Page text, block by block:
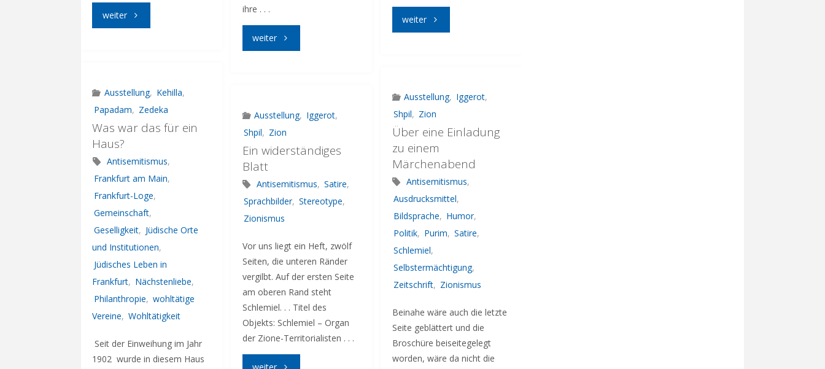
weiter"Satirisches"
ihre . . .
weiter"Wir
weiter"Dem
Kampf
Ausstellung, Kehilla,
Papadam, Zedeka
Was war das für ein
Haus?
Antisemitismus,
Frankfurt am Main,
Frankfurt-Loge,
Gemeinschaft,
Geselligkeit, Jüdische Orte
und Institutionen,
Jüdisches Leben in
Frankfurt, Nächstenliebe,
Philanthropie, wohltätige
Vereine, Wohltätigkeit
Seit der Einweihung im Jahr
1902 wurde in diesem Haus
Ausstellung, Iggerot,
Shpil, Zion
Über eine Einladung
zu einem
Märchenabend
Antisemitismus,
Ausdrucksmittel,
Bildsprache, Humor,
Politik, Purim, Satire,
Schlemiel,
Selbstermächtigung,
Zeitschrift, Zionismus
Beinahe wäre auch die letzte
Seite geblättert und die
Broschüre beiseitegelegt
worden, wäre da nicht die
Ausstellung, Iggerot,
Shpil, Zion
Ein widerständiges
Blatt
Antisemitismus, Satire,
Sprachbilder, Stereotype,
Zionismus
Vor uns liegt ein Heft, zwölf
Seiten, die unteren Ränder
vergilbt. Auf der ersten Seite
am oberen Rand steht
Schlemiel. . . Titel des
Objekts: Schlemiel – Organ
der Zione-Territorialisten . . .
"Ein